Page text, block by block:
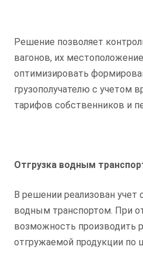
Решение позволяет
вагонов, их
оптимизировать
грузополучателю с учетом
тарифов собственников и
Отгрузка водным
В решении реализован учет
водным транспортом. При
возможность производить
отгружаемой продукции по